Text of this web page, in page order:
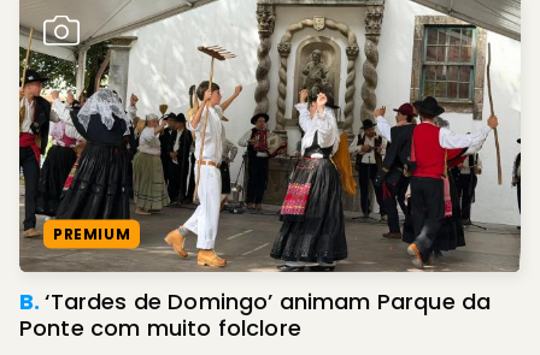
PREMIUM
B.‘Tardes de Domingo’ animam Parque da
Ponte com muito folclore